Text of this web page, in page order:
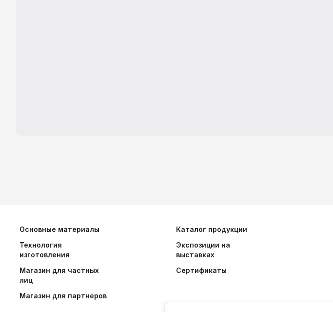
Основные материалы
Технология
изготовления
Магазин для частных
лиц
Магазин для партнеров
Каталог продукции
Экспозиции на
выставках
Сертификаты